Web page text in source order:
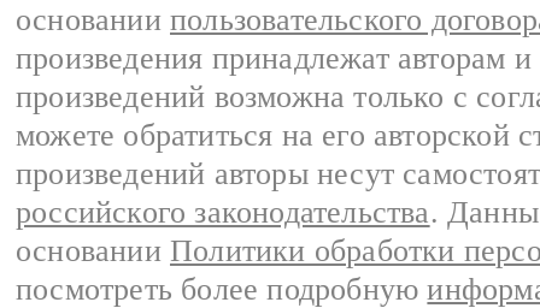
основании пользовательского
произведения принадлежат авторам
произведений возможна только с
можете обратиться на его авторской
произведений авторы несут
российского законодательства.
основании Политики обработки
посмотреть более подробную